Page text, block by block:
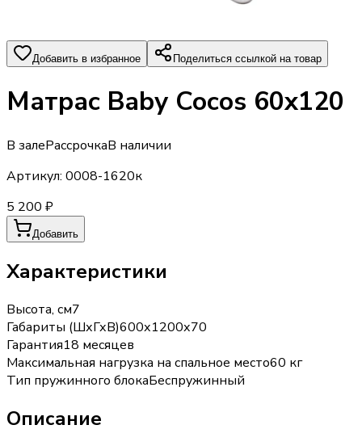
Добавить в избранное Поделиться ссылкой на товар
Матрас Baby Cocos 60х120
В залеРассрочкаВ наличии
Артикул: 0008-1620к
5 200 ₽
Добавить
Характеристики
Высота, см7
Габариты (ШхГхВ)600х1200х70
Гарантия18 месяцев
Максимальная нагрузка на спальное место60 кг
Тип пружинного блокаБеспружинный
Описание